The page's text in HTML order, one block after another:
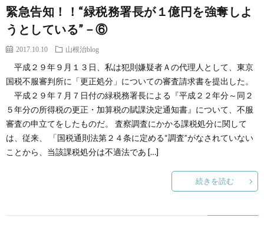
緊急告知！！“緑税務署長が１億円を強奪しよ
うとしている”－⑥
2017.10.10 山根治blog
平成２９年９月１３日、私は犯則嫌疑者Ａの代理人として、東京
国税不服審判所に「更正処分」についての審査請求書を提出した。
平成２９年７月７日付の緑税務署長による『平成２２年分～同２
５年分の所得税の更正・加算税の賦課決定通知書』について、不服
審査の申立てをしたものだ。 査察調査にかかる課税処分に関して
は、従来、 「国税通則法第２４条に定める“調査”がなされていない
ことから、当該課税処分は不適法であ […]
続きを読む